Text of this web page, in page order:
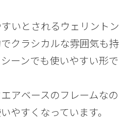
いとされるウェリントン
クラシカルな雰囲気も持
ーンでも使いやすい形で
アベースのフレームなの
やすくなっています。